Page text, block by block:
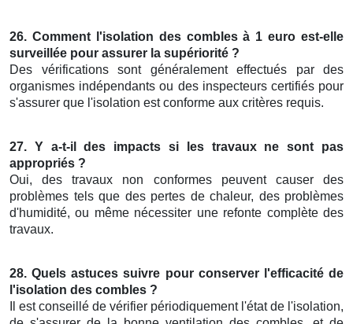
26. Comment l'isolation des combles à 1 euro est-elle
surveillée pour assurer la supériorité ?
Des vérifications sont généralement effectués par des
organismes indépendants ou des inspecteurs certifiés pour
s'assurer que l'isolation est conforme aux critères requis.
27. Y a-t-il des impacts si les travaux ne sont pas
appropriés ?
Oui, des travaux non conformes peuvent causer des
problèmes tels que des pertes de chaleur, des problèmes
d'humidité, ou même nécessiter une refonte complète des
travaux.
28. Quels astuces suivre pour conserver l'efficacité de
l'isolation des combles ?
Il est conseillé de vérifier périodiquement l'état de l'isolation,